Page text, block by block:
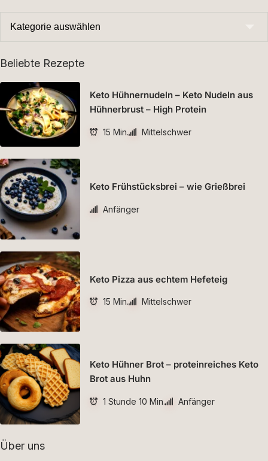
Beliebte Rezepte
Keto Hühnernudeln – Keto Nudeln aus
Hühnerbrust – High Protein
15 Min. Mittelschwer
Keto Frühstücksbrei – wie Grießbrei
Anfänger
Keto Pizza aus echtem Hefeteig
15 Min. Mittelschwer
Keto Hühner Brot – proteinreiches Keto
Brot aus Huhn
1 Stunde 10 Min. Anfänger
Über uns